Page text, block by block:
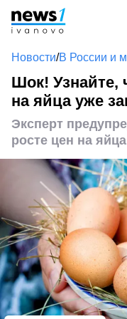
Новости/В России и
Шок! Узнайте,
на яйца уже
Эксперт
росте цен на яйца